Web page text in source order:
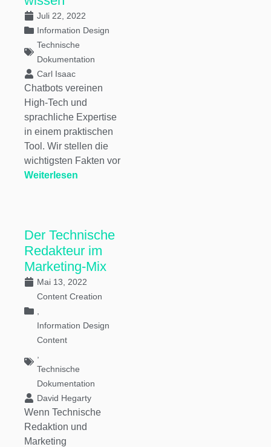
Juli 22, 2022
Information Design
Technische
Dokumentation
Carl Isaac
Chatbots vereinen
High-Tech und
sprachliche Expertise
in einem praktischen
Tool. Wir stellen die
wichtigsten Fakten vor
Weiterlesen
Der Technische
Redakteur im
Marketing-Mix
Mai 13, 2022
Content Creation
Information Design
Content
Technische
Dokumentation
David Hegarty
Wenn Technische
Redaktion und
Marketing